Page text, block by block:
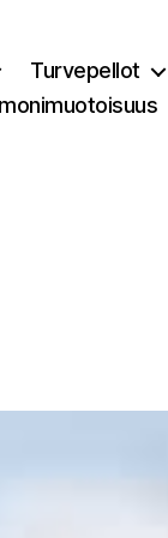
Turvepellot